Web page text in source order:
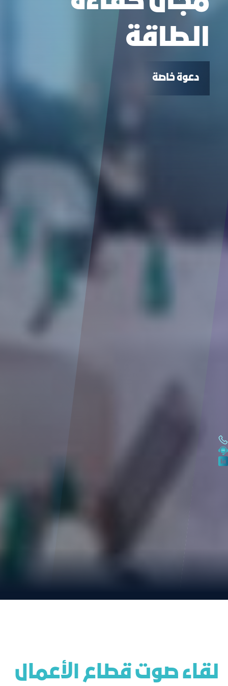
الطاقة
دعوة خاصة